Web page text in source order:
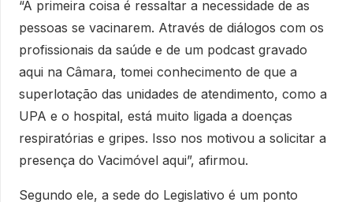
“A primeira coisa é ressaltar a necessidade de as
pessoas se vacinarem. Através de diálogos com os
profissionais da saúde e de um podcast gravado
aqui na Câmara, tomei conhecimento de que a
superlotação das unidades de atendimento, como a
UPA e o hospital, está muito ligada a doenças
respiratórias e gripes. Isso nos motivou a solicitar a
presença do Vacimóvel aqui”, afirmou.
Segundo ele, a sede do Legislativo é um ponto